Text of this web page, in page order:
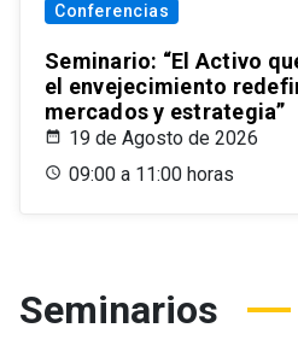
Conferencias
Seminario: “El Activo
el envejecimiento
mercados y estrategia”
19 de Agosto de 2026
09:00 a 11:00 horas
Seminarios